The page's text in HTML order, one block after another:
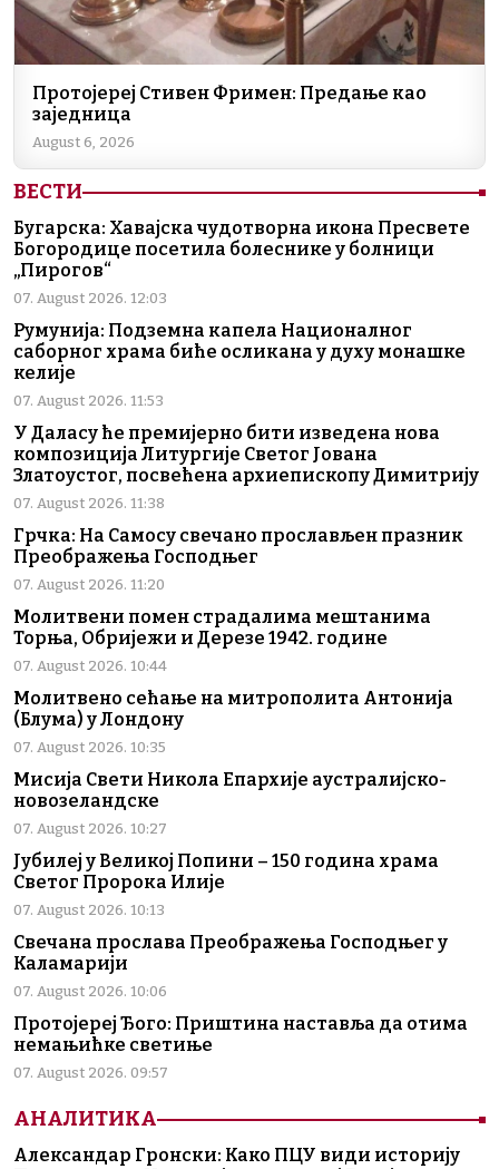
Протојереј Стивен Фримен: Предање као
заједница
August 6, 2026
ВЕСТИ
Бугарска: Хавајска чудотворна икона Пресвете
Богородице посетила болеснике у болници
„Пирогов“
07. August 2026. 12:03
Румунија: Подземна капела Националног
саборног храма биће осликана у духу монашке
келије
07. August 2026. 11:53
У Даласу ће премијерно бити изведена нова
композиција Литургије Светог Јована
Златоустог, посвећена архиепископу Димитрију
07. August 2026. 11:38
Грчка: На Самосу свечано прослављен празник
Преображења Господњег
07. August 2026. 11:20
Молитвени помен страдалима мештанима
Торња, Обријежи и Дерезе 1942. године
07. August 2026. 10:44
Молитвено сећање на митрополита Антонија
(Блума) у Лондону
07. August 2026. 10:35
Мисија Свети Никола Епархије аустралијско-
новозеландске
07. August 2026. 10:27
Јубилеј у Великој Попини – 150 година храма
Светог Пророка Илије
07. August 2026. 10:13
Свечана прослава Преображења Господњег у
Каламарији
07. August 2026. 10:06
Протојереј Ђого: Приштина наставља да отима
немањићке светиње
07. August 2026. 09:57
АНАЛИТИКА
Александар Гронски: Како ПЦУ види историју